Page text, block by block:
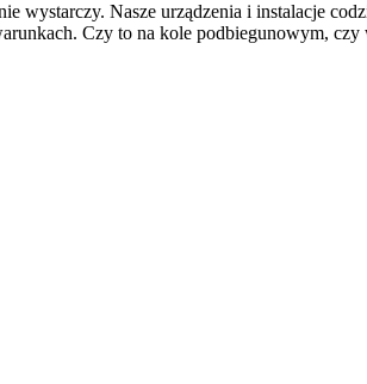
wystarczy. Nasze urządzenia i instalacje
Czy to na kole podbiegunowym,